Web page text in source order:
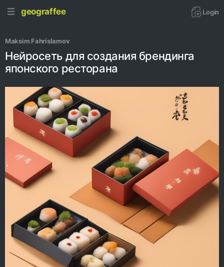
geograffee Login
Maksim Fahrislamov
Нейросеть для создания брендинга
японского ресторана